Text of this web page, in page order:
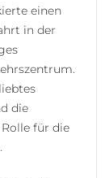
einen
in der
die
für die